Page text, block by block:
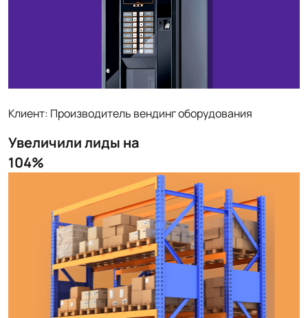
Клиент: Производитель вендинг оборудования
Увеличили лиды на
104%